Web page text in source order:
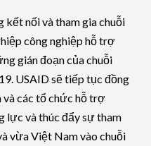
nối và tham gia chuỗi
công nghiệp hỗ trợ
gián đoạn của chuỗi
USAID sẽ tiếp tục đồng
và các tổ chức hỗ trợ
lực và thúc đẩy sự tham
vừa Việt Nam vào chuỗi